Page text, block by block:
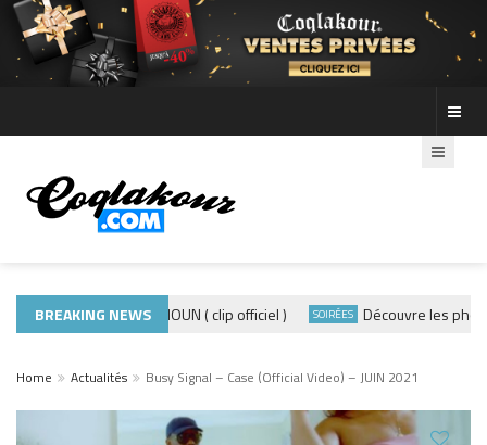
BREAKING NEWS
ADE440 – GRAMOUN ( clip officiel ) SOIRÉES Découvre les photos
Home Actualités Busy Signal – Case (Official Video) – JUIN 2021